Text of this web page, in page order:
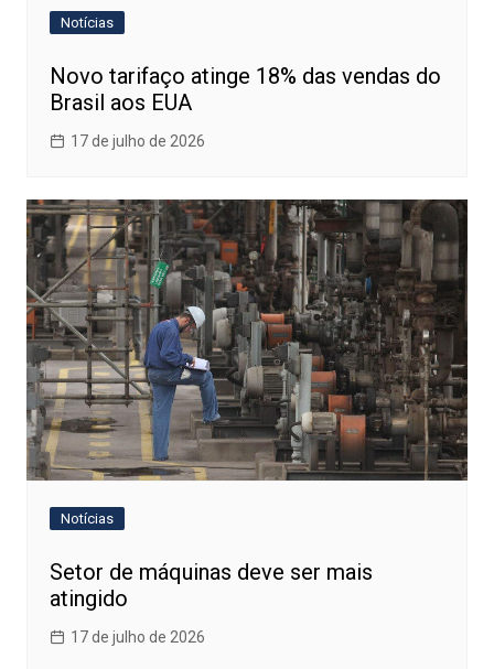
Notícias
Novo tarifaço atinge 18% das vendas do
Brasil aos EUA
17 de julho de 2026
Notícias
Setor de máquinas deve ser mais
atingido
17 de julho de 2026